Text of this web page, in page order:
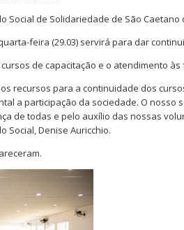
Social de Solidariedade de São Caetano
feira (29.03) servirá para dar
de capacitação e o atendimento
recursos para a continuidade dos
a participação da sociedade. O nosso
de todas e pelo auxílio das nossas
Social, Denise Auricchio.